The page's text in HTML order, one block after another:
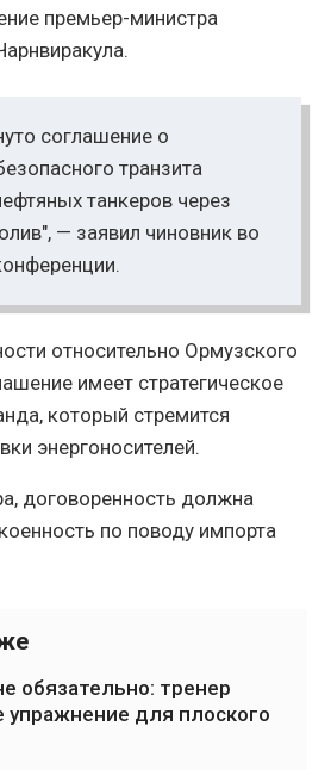
премьер-министра
соглашение о
транзита
танкеров через
— заявил чиновник во
относительно Ормузского
имеет стратегическое
который стремится
энергоносителей.
договоренность должна
по поводу импорта
обязательно: тренер
упражнение для плоского